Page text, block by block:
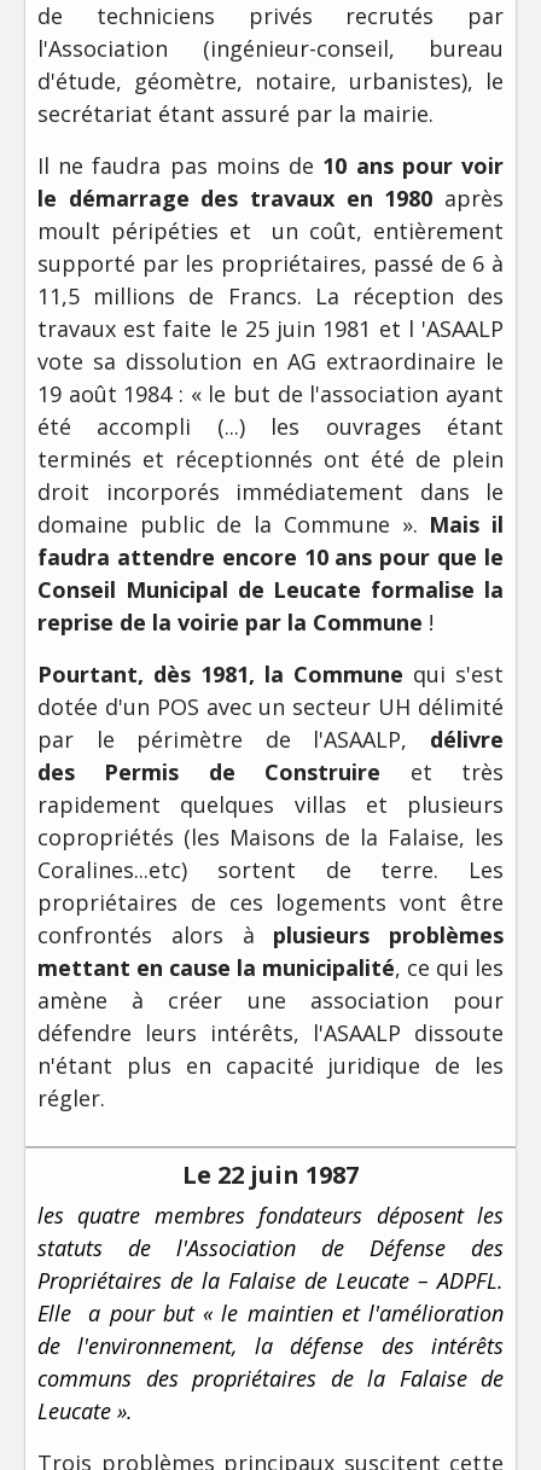
de techniciens privés recrutés par
l'Association (ingénieur-conseil, bureau
d'étude, géomètre, notaire, urbanistes), le
secrétariat étant assuré par la mairie.
Il ne faudra pas moins de 10 ans pour voir
le démarrage des travaux en 1980 après
moult péripéties et un coût, entièrement
supporté par les propriétaires, passé de 6 à
11,5 millions de Francs. La réception des
travaux est faite le 25 juin 1981 et l 'ASAALP
vote sa dissolution en AG extraordinaire le
19 août 1984 : « le but de l'association ayant
été accompli (...) les ouvrages étant
terminés et réceptionnés ont été de plein
droit incorporés immédiatement dans le
domaine public de la Commune ». Mais il
faudra attendre encore 10 ans pour que le
Conseil Municipal de Leucate formalise la
reprise de la voirie par la Commune !
Pourtant, dès 1981, la Commune qui s'est
dotée d'un POS avec un secteur UH délimité
par le périmètre de l'ASAALP, délivre
des Permis de Construire et très
rapidement quelques villas et plusieurs
copropriétés (les Maisons de la Falaise, les
Coralines...etc) sortent de terre. Les
propriétaires de ces logements vont être
confrontés alors à plusieurs problèmes
mettant en cause la municipalité, ce qui les
amène à créer une association pour
défendre leurs intérêts, l'ASAALP dissoute
n'étant plus en capacité juridique de les
régler.
Le 22 juin 1987
les quatre membres fondateurs déposent les
statuts de l'Association de Défense des
Propriétaires de la Falaise de Leucate – ADPFL.
Elle a pour but « le maintien et l'amélioration
de l'environnement, la défense des intérêts
communs des propriétaires de la Falaise de
Leucate ».
Trois problèmes principaux suscitent cette